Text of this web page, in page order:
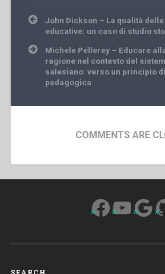
Post
navigation
John Dickson – La qualità
educative: un caso di studio
Michele Pellerey – Educare
ragione nel contesto del
salesiano: verso un principio
pedagogica
COMMENTS ARE